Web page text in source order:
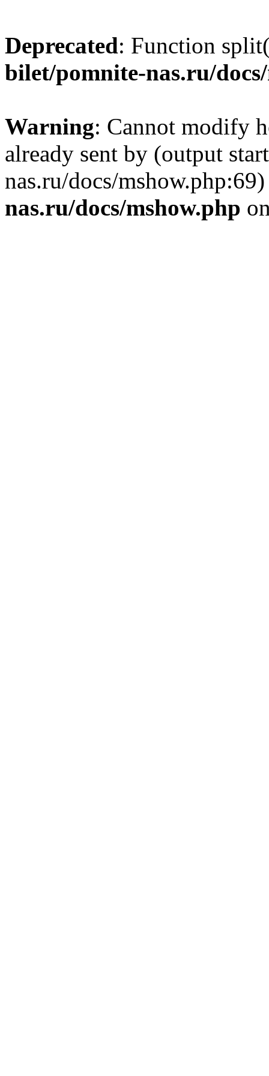
Deprecated: Function
bilet/pomnite-nas.ru/
Warning: Cannot modify
already sent by (output
nas.ru/docs/
nas.ru/docs/mshow.php